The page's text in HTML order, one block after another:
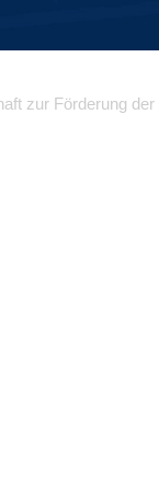
zur Förderung